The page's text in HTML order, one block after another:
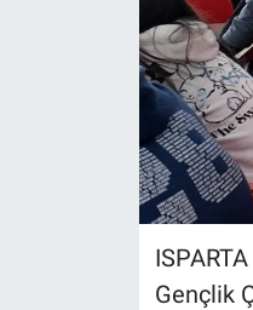
Gençlik